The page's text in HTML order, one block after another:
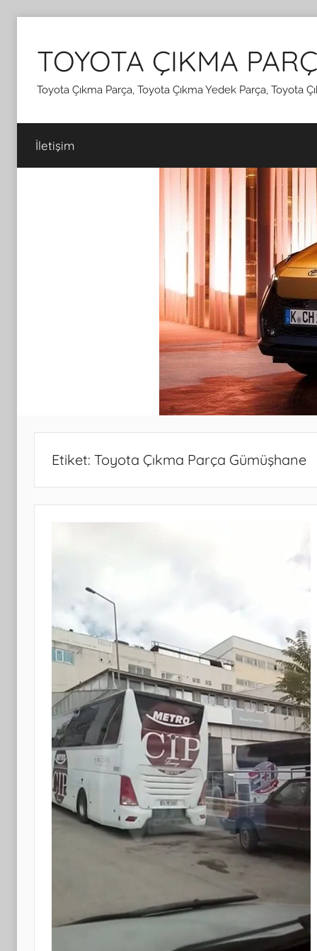
TOYOTA ÇIKMA
Toyota Çıkma Parça, Toyota Çıkma Yedek Parça, Toyota
İletişim
Etiket: Toyota Çıkma Parça Gümüşhane